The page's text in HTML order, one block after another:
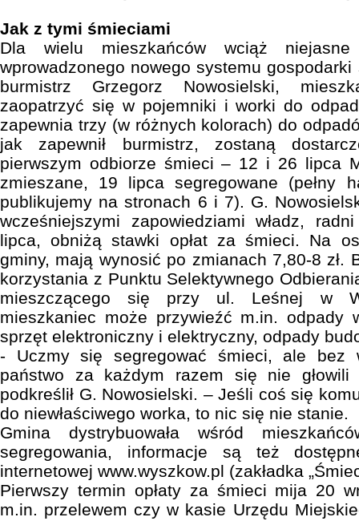
Jak z tymi śmieciami
Dla wielu mieszkańców wciąż
wprowadzonego nowego systemu gospodarki
burmistrz Grzegorz Nowosielski,
zaopatrzyć się w pojemniki i worki do
zapewnia trzy (w różnych kolorach) do
jak zapewnił burmistrz, zostaną
pierwszym odbiorze śmieci – 12 i 26 lipca
zmieszane, 19 lipca segregowane (pełny
publikujemy na stronach 6 i 7). G.
wcześniejszymi zapowiedziami władz,
lipca, obniżą stawki opłat za śmieci. Na
gminy, mają wynosić po zmianach 7,80-8 zł.
korzystania z Punktu Selektywnego
mieszczącego się przy ul. Leśnej w
mieszkaniec może przywieźć m.in. odpady
sprzęt elektroniczny i elektryczny, odpady
- Uczmy się segregować śmieci, ale bez
państwo za każdym razem się nie
podkreślił G. Nowosielski. – Jeśli coś się
do niewłaściwego worka, to nic się nie stanie.
Gmina dystrybuowała wśród
segregowania, informacje są też
internetowej www.wyszkow.pl (zakładka
Pierwszy termin opłaty za śmieci mija 20
m.in. przelewem czy w kasie Urzędu